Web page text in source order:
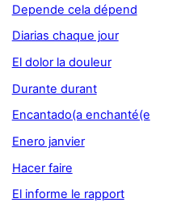
Depende cela dépend
Diarias chaque jour
El dolor la douleur
Durante durant
Encantado(a enchanté(e
Enero janvier
Hacer faire
El informe le rapport